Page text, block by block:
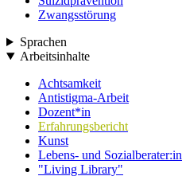
Zwangsstörung
Sprachen
Arbeitsinhalte
Achtsamkeit
Antistigma-Arbeit
Dozent*in
Erfahrungsbericht
Kunst
Lebens- und Sozialberater:in
"Living Library"